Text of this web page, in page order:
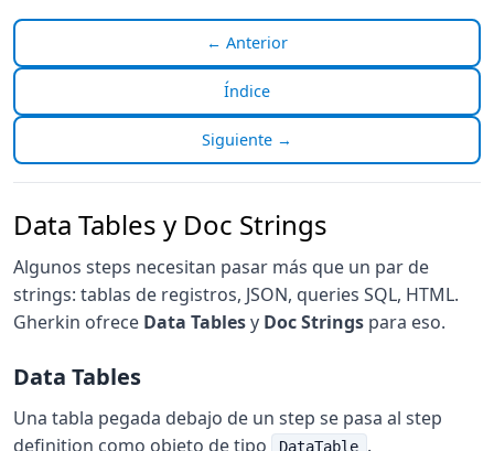
← Anterior
Índice
Siguiente →
Data Tables y Doc Strings
Algunos steps necesitan pasar más que un par de
strings: tablas de registros, JSON, queries SQL, HTML.
Gherkin ofrece Data Tablesy Doc Strings para eso.
Data Tables
Una tabla pegada debajo de un step se pasa al step
definition como objeto de tipo
DataTable .